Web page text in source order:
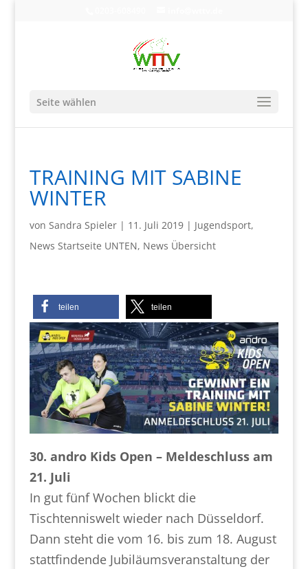
Seite wählen
TRAINING MIT SABINE
WINTER
von Sandra Spieler| 11. Juli 2019| Jugendsport,
News Startseite UNTEN, News Übersicht
teilen teilen
30. andro Kids Open – Meldeschluss am
21. Juli
In gut fünf Wochen blickt die
Tischtenniswelt wieder nach Düsseldorf.
Dann steht die vom 16. bis zum 18. August
stattfindende Jubiläumsveranstaltung der